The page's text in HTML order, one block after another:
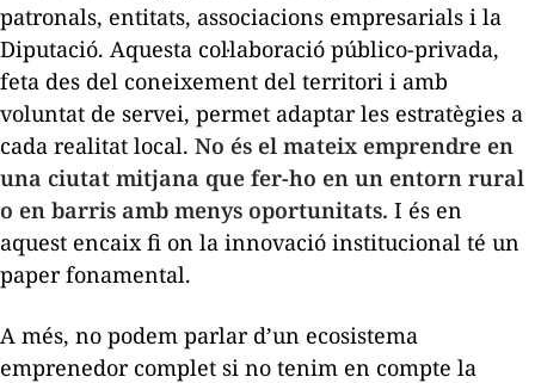
patronals, entitats, associacions empresarials i la
Diputació. Aquesta col·laboració público-privada,
feta des del coneixement del territori i amb
voluntat de servei, permet adaptar les estratègies a
cada realitat local. No és el mateix emprendre en
una ciutat mitjana que fer-ho en un entorn rural
o en barris amb menys oportunitats. I és en
aquest encaix fi on la innovació institucional té un
paper fonamental.
A més, no podem parlar d’un ecosistema
emprenedor complet si no tenim en compte la